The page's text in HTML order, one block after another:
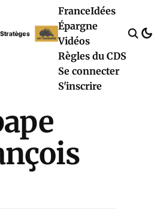
FranceIdées
Épargne
Vidéos
Règles du CDS
Se connecter
S'inscrire